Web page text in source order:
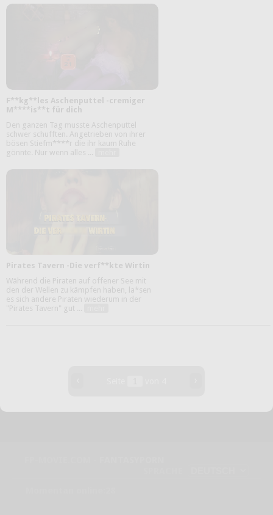
F**kg**les Aschenputtel -cremiger
M****is**t für dich
Den ganzen Tag musste Aschenputtel
schwer schufften. Angetrieben von ihrer
bösen Stiefm****r die ihr kaum Ruhe
gönnte. Nur wenn alles ...
Pirates Tavern -Die verf**kte Wirtin
Während die Piraten auf offener See mit
den der Wellen zu kämpfen haben, la*sen
es sich andere Piraten wiederum in der
"Pirates Tavern" gut ...